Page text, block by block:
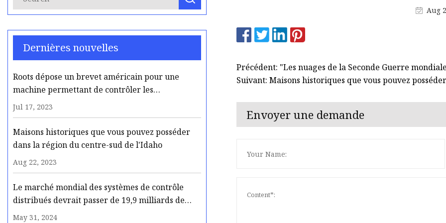
Dernières nouvelles
Roots dépose un brevet américain pour une
machine permettant de contrôler les
températures de la zone racinaire, de l'irrigation
et de la fertirrigation
Jul 17, 2023
Maisons historiques que vous pouvez posséder
dans la région du centre-sud de l'Idaho
Aug 22, 2023
Le marché mondial des systèmes de contrôle
distribués devrait passer de 19,9 milliards de
dollars en 2023 à 26,7 milliards de dollars d’ici
May 31, 2024
Aug
Précédent: "Les nuages ​​de la Seconde Guerre
Suivant: Maisons historiques que vous pouvez
Envoyer une demande